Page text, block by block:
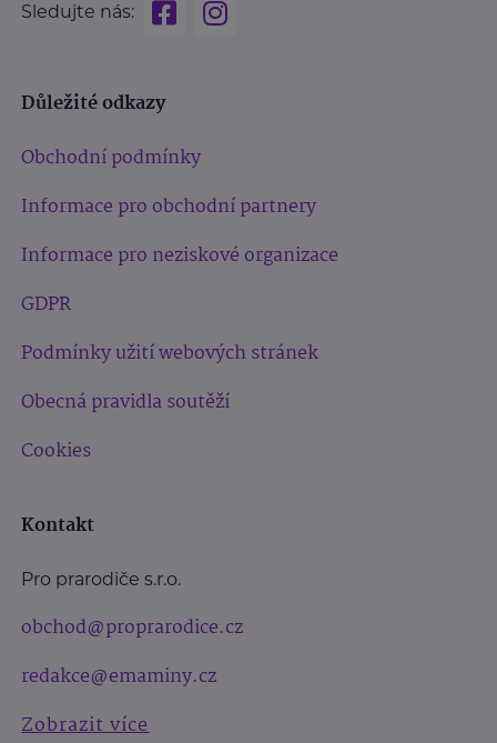
Sledujte nás:
Důležité odkazy
Obchodní podmínky
Informace pro obchodní partnery
Informace pro neziskové organizace
GDPR
Podmínky užití webových stránek
Obecná pravidla soutěží
Cookies
Kontakt
Pro prarodiče s.r.o.
obchod@proprarodice.cz
redakce@emaminy.cz
Zobrazit více